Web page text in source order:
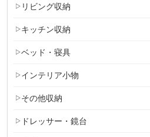
リビング収納
キッチン収納
ベッド・寝具
インテリア小物
その他収納
ドレッサー・鏡台